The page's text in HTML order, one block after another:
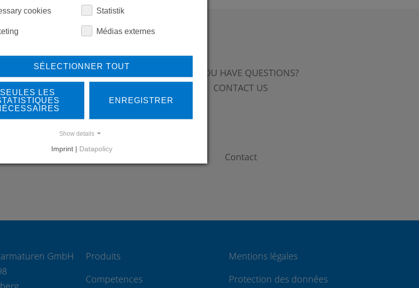
LEARN MORE ABOUT
OUR REFERENCES
REFERENCES
DO YOU HAVE QUESTIONS?
CONTACT US
Contact
GmbH
Produits
Competences
Mentions légales
Protection des données
cookies Statistik
Médias externes
SÉLECTIONNER TOUT
SEULES LES
ENREGISTRER
Show details
Imprint | Datapolicy